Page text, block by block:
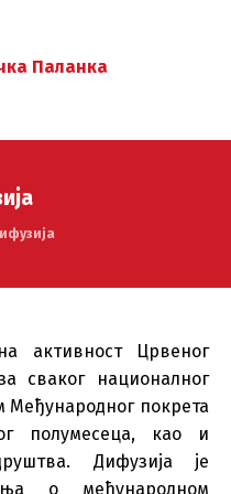
Паланка
активност Црвеног
сваког националног
Међународног покрета
полумесеца, као и
Дифузија је
о међународном